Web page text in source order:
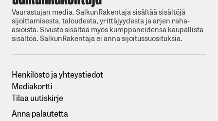
Vaurastujan media. SalkunRakentaja sisältää sisältöjä
sijoittamisesta, taloudesta, yrittäjyydesta ja arjen raha-
asioista. Sivusto sisältää myös kumppaneidensa kaupallista
sisältöä. SalkunRakentaja ei anna sijoitussuosituksia.
Henkilöstö ja yhteystiedot
Mediakortti
Tilaa uutiskirje
Anna palautetta